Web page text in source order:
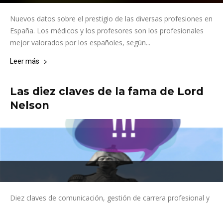
Nuevos datos sobre el prestigio de las diversas profesiones en
España. Los médicos y los profesores son los profesionales
mejor valorados por los españoles, según...
Leer más
Las diez claves de la fama de Lord
Nelson
Diez claves de comunicación, gestión de carrera profesional y